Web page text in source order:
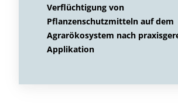
Verflüchtigung von
Pflanzenschutzmitteln auf dem
Agrarökosystem nach
Applikation